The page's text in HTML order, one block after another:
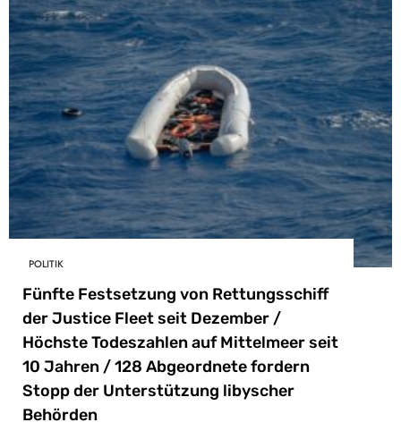
POLITIK
Fünfte Festsetzung von Rettungsschiff
der Justice Fleet seit Dezember /
Höchste Todeszahlen auf Mittelmeer seit
10 Jahren / 128 Abgeordnete fordern
Stopp der Unterstützung libyscher
Behörden